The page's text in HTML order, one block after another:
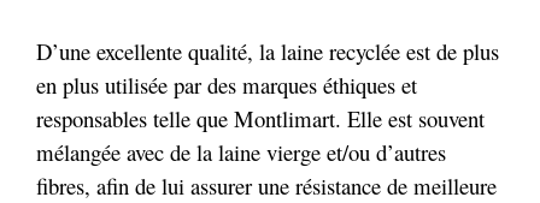
D’une excellente qualité, la laine recyclée est de plus
en plus utilisée par des marques éthiques et
responsables telle que Montlimart. Elle est souvent
mélangée avec de la laine vierge et/ou d’autres
fibres, afin de lui assurer une résistance de meilleure